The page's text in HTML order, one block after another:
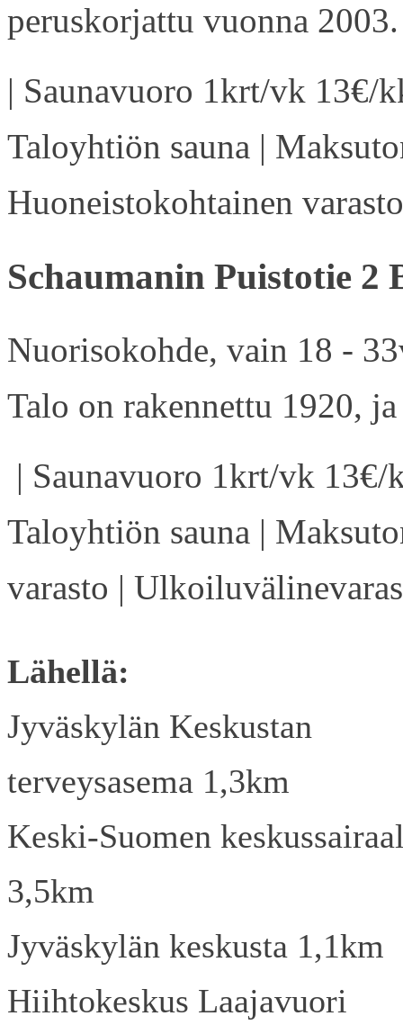
peruskorjattu vuonna 2003.
| Saunavuoro 1krt/vk 13€/
Taloyhtiön sauna |
Huoneistokohtainen
Schaumanin Puistotie 2
Nuorisokohde, vain 18 -
Talo on rakennettu 1920,
| Saunavuoro 1krt/vk
Taloyhtiön sauna |
varasto |
Lähellä:
Jyväskylän Keskustan
terveysasema 1,3km
Keski-Suomen
3,5km
Jyväskylän keskusta 1,1km
Hiihtokeskus Laajavuori